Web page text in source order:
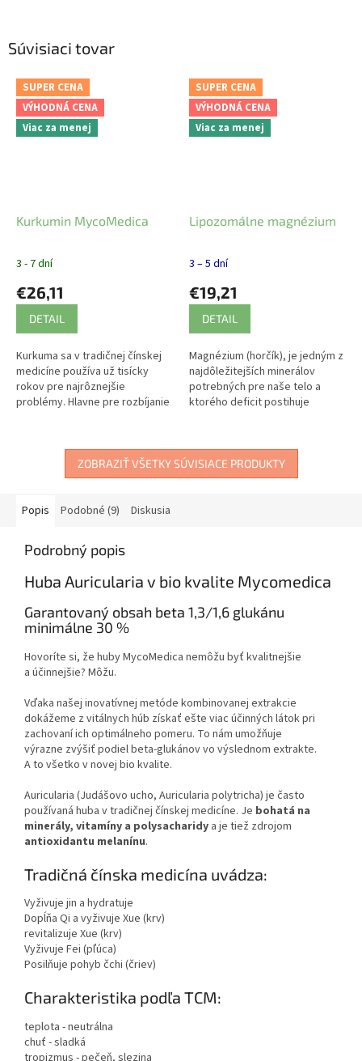
Súvisiaci tovar
SUPER CENA
VÝHODNÁ CENA
Viac za menej
Kurkumin MycoMedica
3 - 7 dní
€26,11
DETAIL
Kurkuma sa v tradičnej čínskej
medicíne používa už tisícky
rokov pre najrôznejšie
problémy. Hlavne pre rozbíjanie
SUPER CENA
VÝHODNÁ CENA
Viac za menej
Lipozomálne magnézium
3 – 5 dní
€19,21
DETAIL
Magnézium (horčík), je jedným z
najdôležitejších minerálov
potrebných pre naše telo a
ktorého deficit postihuje
vstrebáva...
ZOBRAZIŤ VŠETKY SÚVISIACE PRODUKTY
Popis Podobné (9) Diskusia
Podrobný popis
Huba Auricularia v bio kvalite Mycomedica
Garantovaný obsah beta 1,3/1,6 glukánu
minimálne 30 %
Hovoríte si, že huby MycoMedica nemôžu byť kvalitnejšie
a účinnejšie? Môžu.
Vďaka našej inovatívnej metóde kombinovanej extrakcie
dokážeme z vitálnych húb získať ešte viac účinných látok pri
zachovaní ich optimálneho pomeru. To nám umožňuje
výrazne zvýšiť podiel beta-glukánov vo výslednom extrakte.
A to všetko v novej bio kvalite.
Auricularia (Judášovo ucho, Auricularia polytricha) je často
používaná huba v tradičnej čínskej medicíne. Je bohatá na
minerály, vitamíny a polysacharidy a je tiež zdrojom
antioxidantu melanínu.
Tradičná čínska medicína uvádza:
Vyživuje jin a hydratuje
Dopĺňa Qi a vyživuje Xue (krv)
revitalizuje Xue (krv)
Vyživuje Fei (pľúca)
Posilňuje pohyb čchi (čriev)
Charakteristika podľa TCM:
teplota - neutrálna
chuť - sladká